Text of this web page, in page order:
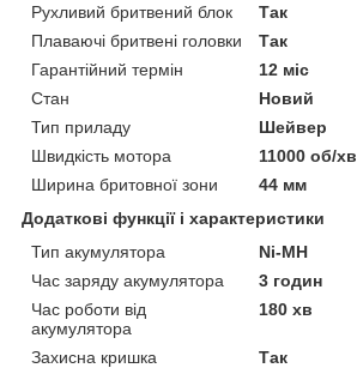
Рухливий бритвений блок
Так
Плаваючі бритвені головки
Так
Гарантійний термін
12 міс
Стан
Новий
Тип приладу
Шейвер
Швидкість мотора
11000 об/хв
Ширина бритовної зони
44 мм
Додаткові функції і характеристики
Тип акумулятора
Ni-MH
Час заряду акумулятора
3 годин
Час роботи від
акумулятора
180 хв
Захисна кришка
Так